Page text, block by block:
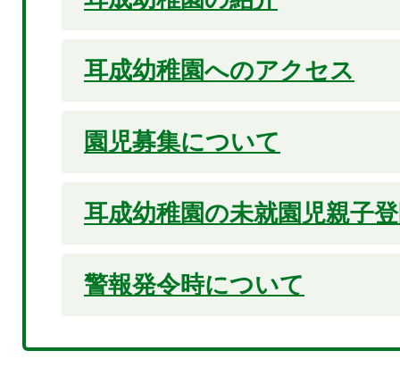
耳成幼稚園へのアクセス
園児募集について
耳成幼稚園の未就園児親子
警報発令時について